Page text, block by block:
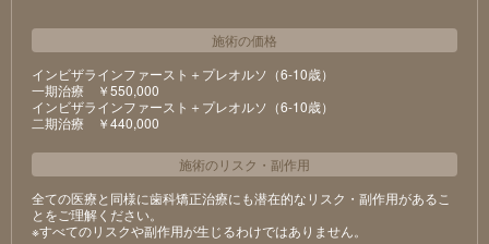
施術の価格
インビザラインファースト＋プレオルソ（6-10歳）
⼀期治療 ￥550,000
インビザラインファースト＋プレオルソ（6-10歳）
⼆期治療 ￥440,000
施術のリスク ・ 副作用
全ての医療と同様に歯科矯正治療にも潜在的なリスク・副作用があるこ
とをご理解ください。
※すべてのリスクや副作用が生じるわけではありません。